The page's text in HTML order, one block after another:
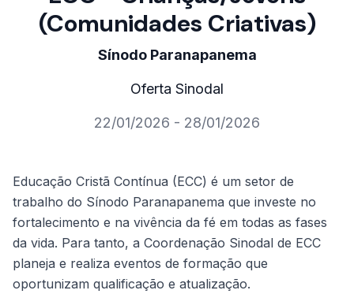
(Comunidades Criativas)
Sínodo Paranapanema
Oferta Sinodal
22/01/2026 - 28/01/2026
Educação Cristã Contínua (ECC) é um setor de
trabalho do Sínodo Paranapanema que investe no
fortalecimento e na vivência da fé em todas as fases
da vida. Para tanto, a Coordenação Sinodal de ECC
planeja e realiza eventos de formação que
oportunizam qualificação e atualização.